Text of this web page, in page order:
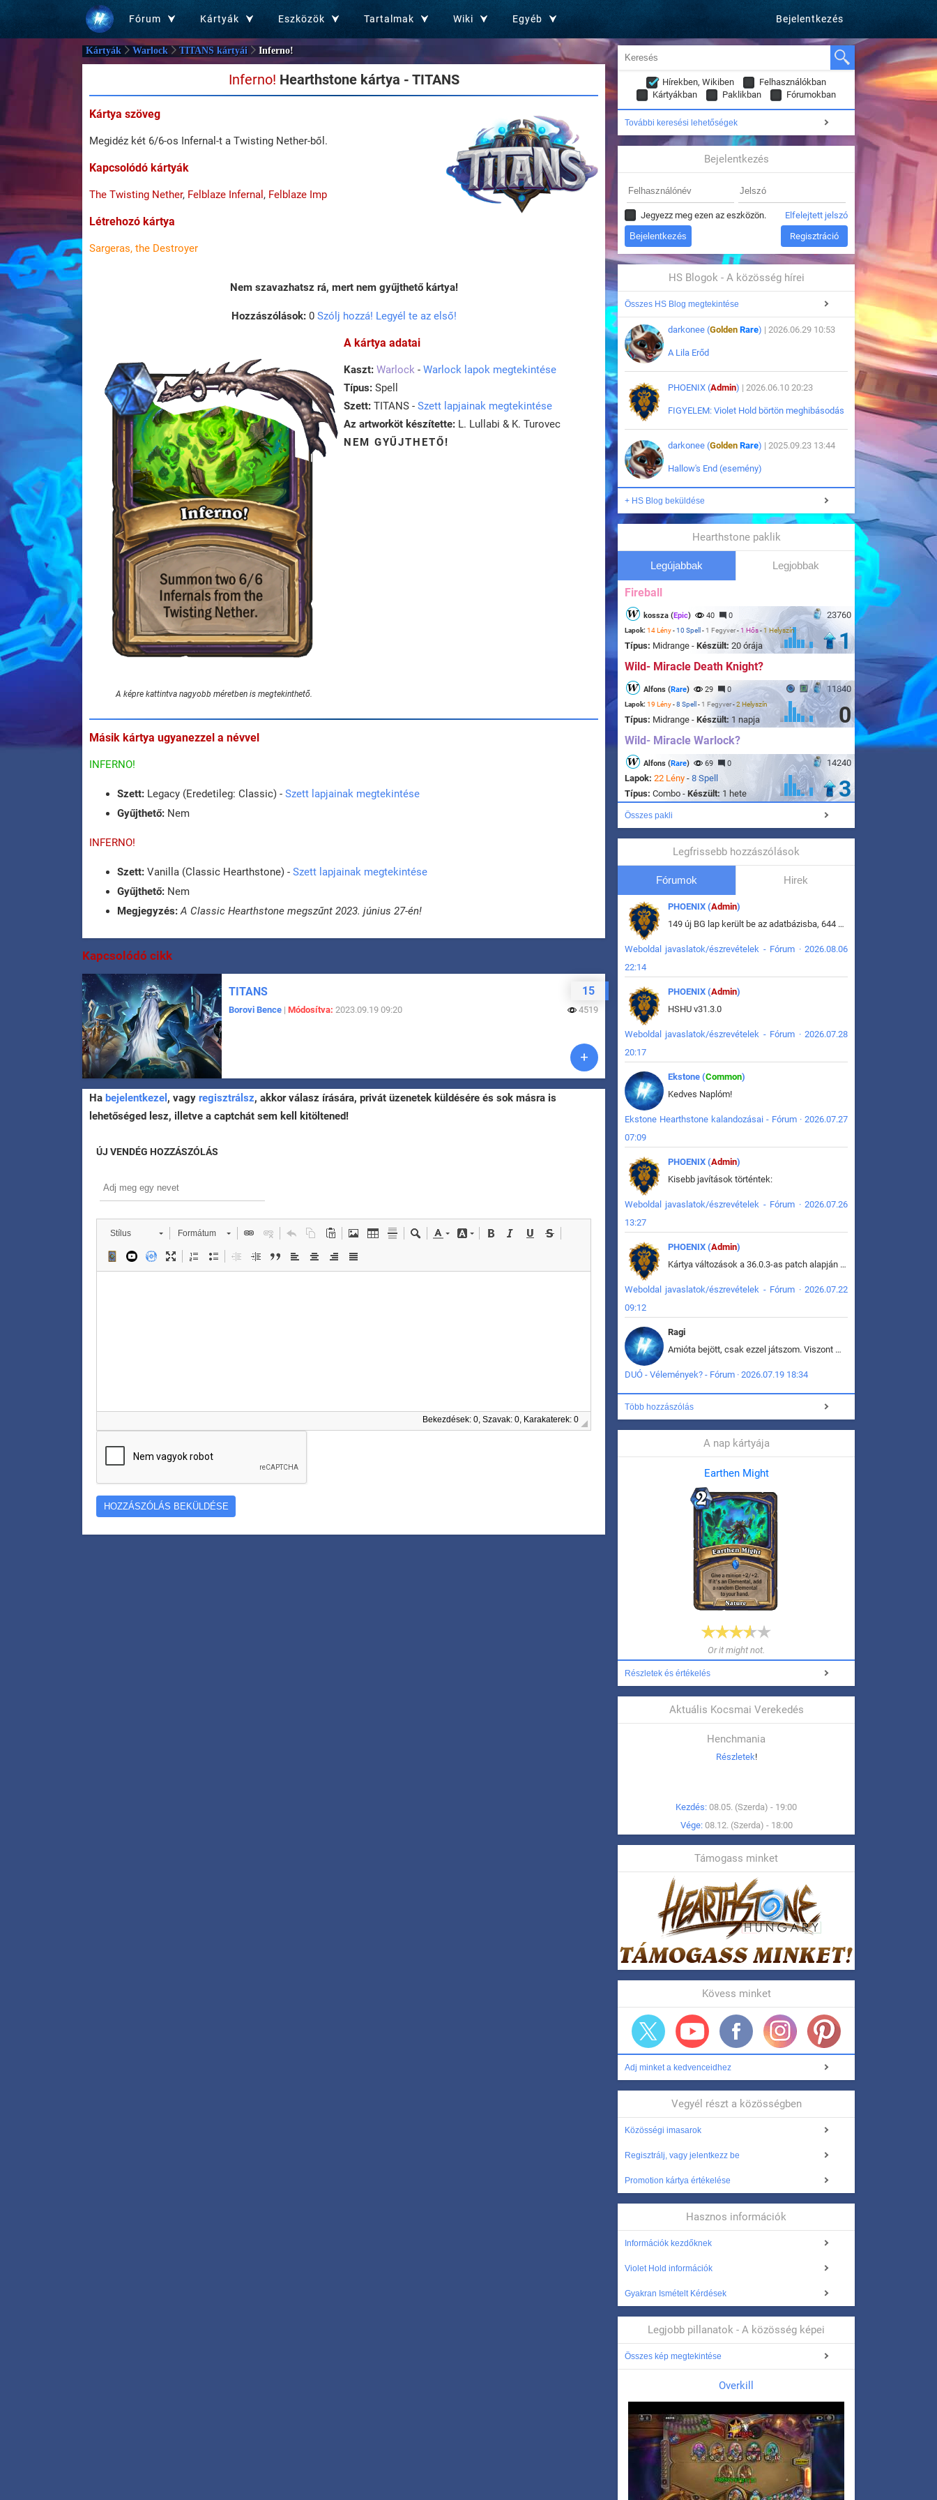
Fórum Kártyák Eszközök Tartalmak Wiki Egyéb Bejelentkezés
Kártyák Warlock TITANS kártyái Inferno!
Inferno! Hearthstone kártya - TITANS
Kártya szöveg
Megidéz két 6/6-os Infernal-t a Twisting Nether-ből.
Kapcsolódó kártyák
The Twisting Nether, Felblaze Infernal , Felblaze Imp
Létrehozó kártya
Sargeras, the Destroyer
Nem szavazhatsz rá, mert nem gyűjthető kártya!
Hozzászólások:0 Szólj hozzá! Legyél te az első!
A képre kattintva nagyobb méretben is megtekinthető.
A kártya adatai
Kaszt: Warlock - Warlock lapok megtekintése
Típus: Spell
Szett: TITANS - Szett lapjainak megtekintése
Az artworköt készítette: L. Lullabi & K. Turovec
NEM GYŰJTHETŐ!
Másik kártya ugyanezzel a névvel
INFERNO!
Szett: Legacy (Eredetileg: Classic) - Szett lapjainak megtekintése
Gyűjthető: Nem
INFERNO!
Szett: Vanilla (Classic Hearthstone) - Szett lapjainak megtekintése
Gyűjthető: Nem
Megjegyzés: A Classic Hearthstone megszűnt 2023. június 27-én!
Kapcsolódó cikk
15
TITANS
Borovi Bence | Módosítva: 2023.09.19 09:20 4519
Ha bejelentkezel , vagy regisztrálsz, akkor válasz írására, privát üzenetek küldésére és sok másra is
lehetőséged lesz, illetve a captchát sem kell kitöltened!
ÚJ VENDÉG HOZZÁSZÓLÁS
Stílus Formátum
Bekezdések: 0, Szavak: 0, Karakaterek: 0
Hírekben, Wikiben
Felhasználókban
Kártyákban
Paklikban Fórumokban
További keresési lehetőségek
Bejelentkezés
Jegyezz meg ezen az eszközön. Elfelejtett jelszó
Regisztráció
HS Blogok - A közösség hírei
Összes HS Blog megtekintése
darkonee (Golden Rare) | 2026.06.29 10:53
A Lila Erőd
PHOENIX (Admin) | 2026.06.10 20:23
FIGYELEM: Violet Hold börtön meghibásodás
darkonee (Golden Rare) | 2025.09.23 13:44
Hallow's End (esemény)
+ HS Blog beküldése
Hearthstone paklik
Legújabbak Legjobbak
Fireball
23760
kossza (Epic) 40 0
Lapok: 14 Lény-10 Spell - 1 Fegyver-1 Hős-1 Helyszín
Típus: Midrange - Készült: 20 órája 1
Wild- Miracle Death Knight?
11840
Alfons (Rare) 29 0
Lapok: 19 Lény-8 Spell - 1 Fegyver-2 Helyszín
Típus: Midrange - Készült: 1 napja 0
Wild- Miracle Warlock?
14240
Alfons (Rare) 69 0
Lapok: 22 Lény - 8 Spell
Típus: Combo - Készült: 1 hete 3
Összes pakli
Legfrissebb hozzászólások
Fórumok Hirek
PHOENIX (Admin)
149 új BG lap került be az adatbázisba, 644 db meglévő BG lap módosult, bekerültek az új képek a megváltozott lapokhoz is.
Weboldal javaslatok/észrevételek - Fórum · 2026.08.06
22:14
PHOENIX (Admin)
HSHU v31.3.0
Weboldal javaslatok/észrevételek - Fórum · 2026.07.28
20:17
Ekstone (Common)
Kedves Naplóm!
Ekstone Hearthstone kalandozásai - Fórum · 2026.07.27
07:09
PHOENIX (Admin)
Kisebb javítások történtek:
Weboldal javaslatok/észrevételek - Fórum · 2026.07.26
13:27
PHOENIX (Admin)
Kártya változások a 36.0.3-as patch alapján frissítve az adatbázisban (képek is cserélve).
Weboldal javaslatok/észrevételek - Fórum · 2026.07.22
09:12
Ragi
Amióta bejött, csak ezzel játszom. Viszont mint minden más - akár az alapjáték is, ez is baromira összetett lett. Néha már pár kör után is esélytelen az egész. Vagy irreállisan túltápol valaki, vagy lelép a partner, vagy csak hülye mint a segg. És amikor eljönne az én időm, na akkor jön el mindenki másé is. Engem jobban érdekelne, hogy ki milyen ratingen szokott játszani. Na ez lenne egy érdekes adat.
DUÓ - Vélemények? - Fórum · 2026.07.19 18:34
Több hozzászólás
A nap kártyája
Earthen Might
Or it might not.
Részletek és értékelés
Aktuális Kocsmai Verekedés
Henchmania
Részletek!
Kezdés: 08.05. (Szerda) - 19:00
Vége: 08.12. (Szerda) - 18:00
Támogass minket
Kövess minket
Adj minket a kedvenceidhez
Vegyél részt a közösségben
Közösségi imasarok
Regisztrálj, vagy jelentkezz be
Promotion kártya értékelése
Hasznos információk
Információk kezdőknek
Violet Hold információk
Gyakran Ismételt Kérdések
Legjobb pillanatok - A közösség képei
Összes kép megtekintése
Overkill